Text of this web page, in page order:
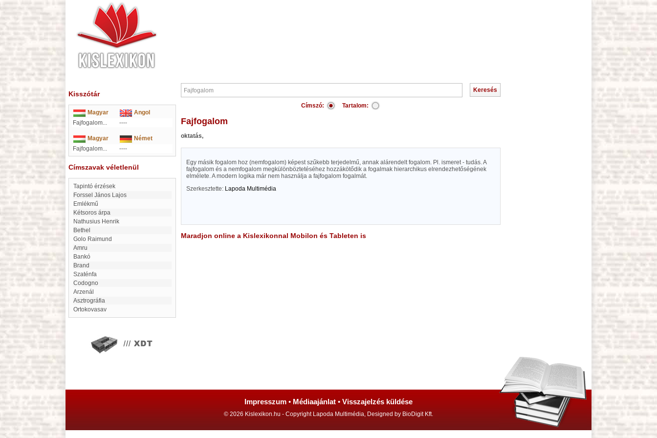
Kisszótár
Magyar
Angol
Fajfogalom...
----
Magyar
Német
Fajfogalom...
----
Címszavak véletlenül
Tapintó érzések
Forssel János Lajos
Emlékmű
Kétsoros árpa
Nathusius Henrik
Bethel
Golo Raimund
Amru
Bankó
Brand
Szaténfa
Codogno
arzenál
Asztrográfia
Ortokovasav
Címszó: Tartalom:
Fajfogalom
oktatás,
Egy másik fogalom hoz (nemfogalom) képest szűkebb terjedelmű, annak alárendelt fogalom. Pl. ismeret - tudás. A
fajfogalom és a nemfogalom megkülönböztetéséhez hozzákötődik a fogalmak hierarchikus elrendezhetőségének
elmélete. A modern logika már nem használja a fajfogalom fogalmát.
Szerkesztette: Lapoda Multimédia
Maradjon online a Kislexikonnal Mobilon és Tableten is
Impresszum • Médiaajánlat • Visszajelzés küldése
© 2026 Kislexikon.hu - Copyright Lapoda Multimédia, Designed by BioDigit Kft.